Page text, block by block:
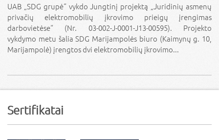
UAB „SDG grupė“ vykdo Jungtinį projektą „Juridinių asmenų
privačių elektromobilių įkrovimo prieigų įrengimas
darbovietėse“ (Nr. 03-002-J-0001-J13-00595). Projekto
vykdymo metu šalia SDG Marijampolės biuro (Kaimynų g. 10,
Marijampolė) įrengtos dvi elektromobilių įkrovimo...
Sertifikatai